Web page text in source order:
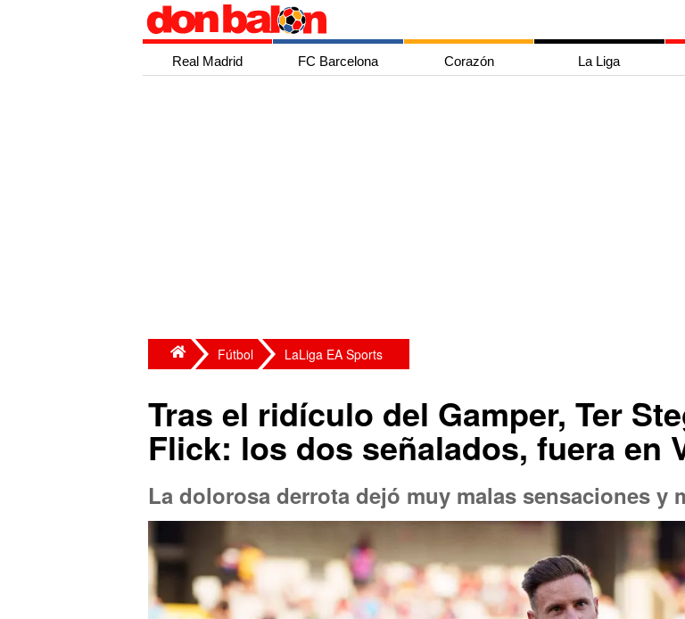
Real Madrid FC Barcelona Corazón La Liga
Fútbol LaLiga EA Sports
Tras el ridículo del Gamper, Ter
Flick: los dos señalados, fuera en
La dolorosa derrota dejó muy malas sensaciones y